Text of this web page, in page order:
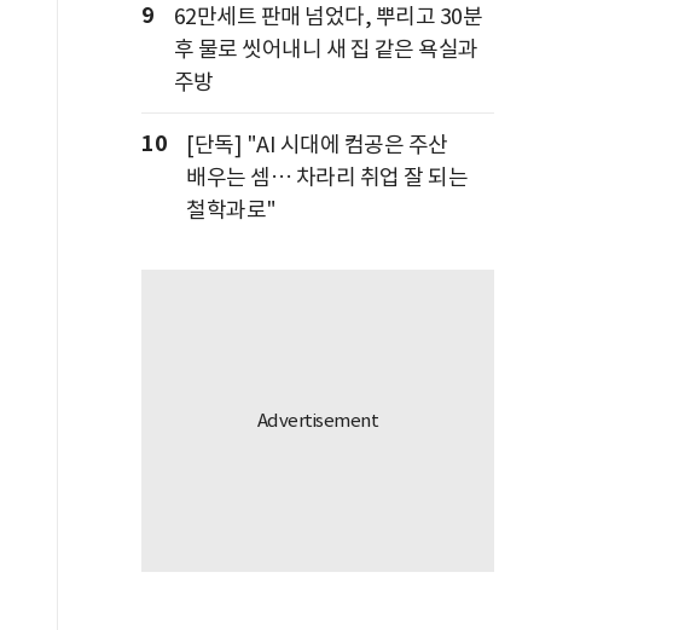
9
62만세트 판매 넘었다, 뿌리고 30분
후 물로 씻어내니 새 집 같은 욕실과
주방
10
[단독] "AI 시대에 컴공은 주산
배우는 셈… 차라리 취업 잘 되는
철학과로"